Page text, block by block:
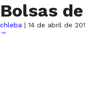
Bolsas
chleba | 14 de abril de
→